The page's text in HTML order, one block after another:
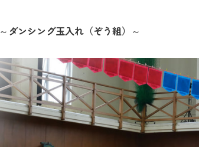
～ダンシング玉入れ（ぞう組）～